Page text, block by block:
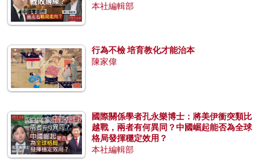
本社編輯部
行為不檢 培育教化才能治本
陳家偉
國際關係學者孔永樂博士：將美伊衝突類比
越戰，兩者有何異同？中國崛起能否為全球
格局發揮穩定效用？
本社編輯部